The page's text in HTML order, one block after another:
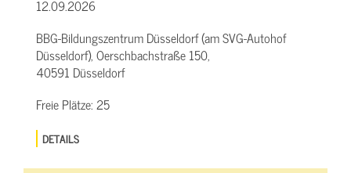
12.09.2026
BBG-Bildungszentrum Düsseldorf (am SVG-Autohof
Düsseldorf), Oerschbachstraße 150,
40591 Düsseldorf
Freie Plätze:25
DETAILS